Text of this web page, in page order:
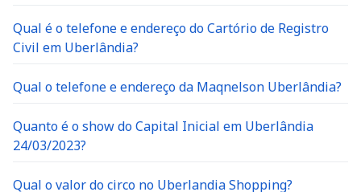
Qual é o telefone e endereço do Cartório de Registro
Civil em Uberlândia?
Qual o telefone e endereço da Maqnelson Uberlândia?
Quanto é o show do Capital Inicial em Uberlândia
24/03/2023?
Qual o valor do circo no Uberlandia Shopping?